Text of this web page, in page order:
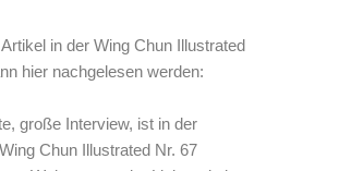
in der Wing Chun Illustrated
hier nachgelesen werden:
große Interview, ist in der
Chun Illustrated Nr. 67